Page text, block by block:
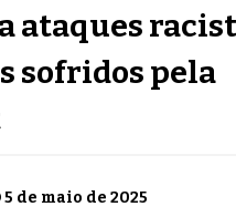
ataques
sofridos pela
5 de maio de 2025